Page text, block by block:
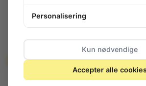
Personalisering
Kun nødvendige
Accepter alle